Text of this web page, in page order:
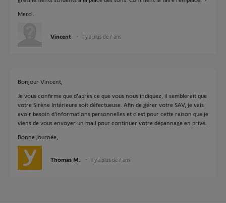
Merci.
Vincent il y a plus de 7 ans
Bonjour Vincent,
Je vous confirme que d'après ce que vous nous indiquez, il semblerait que
votre Sirène Intérieure soit défectueuse. Afin de gérer votre SAV, je vais
avoir besoin d'informations personnelles et c'est pour cette raison que je
viens de vous envoyer un mail pour continuer votre dépannage en privé.
Bonne journée,
Thomas M. il y a plus de 7 ans